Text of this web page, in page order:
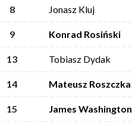
8 Jonasz Kluj
9 Konrad Rosiński
13 Tobiasz Dydak
14 Mateusz Roszczka
15 James Washington
8 Jonasz Kluj
9 Konrad Rosiński
13 Tobiasz Dydak
14 Mateusz Roszczka
15 James Washington